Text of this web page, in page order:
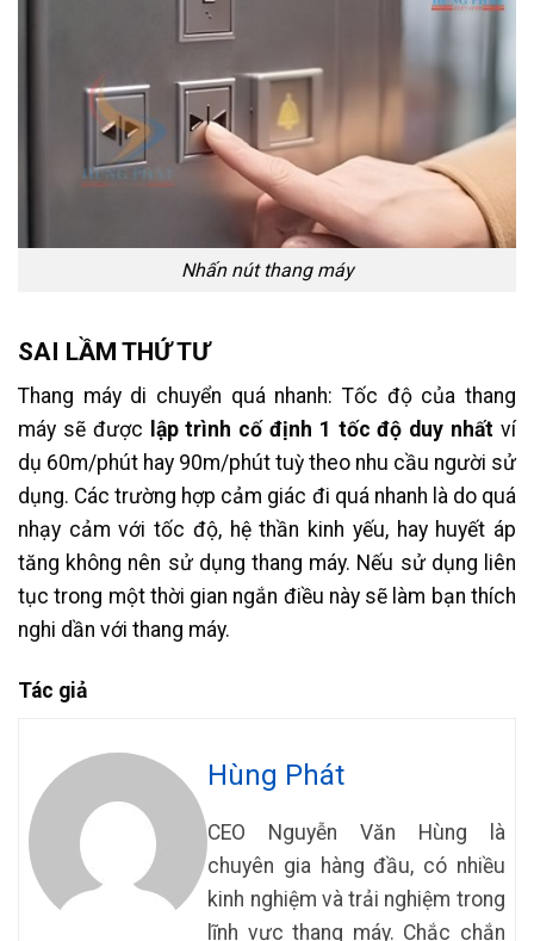
Nhấn nút thang máy
SAI LẦM THỨ TƯ
Thang máy di chuyển quá nhanh: Tốc độ của thang
máy sẽ được lập trình cố định 1 tốc độ duy nhất ví
dụ 60m/phút hay 90m/phút tuỳ theo nhu cầu người sử
dụng. Các trường hợp cảm giác đi quá nhanh là do quá
nhạy cảm với tốc độ, hệ thần kinh yếu, hay huyết áp
tăng không nên sử dụng thang máy. Nếu sử dụng liên
tục trong một thời gian ngắn điều này sẽ làm bạn thích
nghi dần với thang máy.
Tác giả
Hùng Phát
CEO Nguyễn Văn Hùng là
chuyên gia hàng đầu, có nhiều
kinh nghiệm và trải nghiệm trong
lĩnh vực thang máy. Chắc chắn